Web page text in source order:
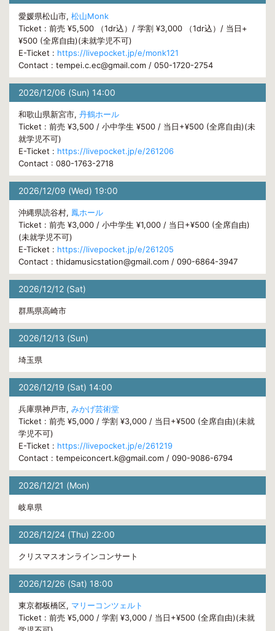
愛媛県松山市, 松山Monk
Ticket : 前売 ¥5,500 （1dr込）/ 学割 ¥3,000 （1dr込）/ 当日+
¥500 (全席自由)(未就学児不可)
E-Ticket : https://livepocket.jp/e/monk121
Contact : tempei.c.ec@gmail.com / 050-1720-2754
2026/12/06 (Sun) 14:00
和歌山県新宮市, 丹鶴ホール
Ticket : 前売 ¥3,500 / 小中学生 ¥500 / 当日+¥500 (全席自由)(未
就学児不可)
E-Ticket : https://livepocket.jp/e/261206
Contact : 080-1763-2718
2026/12/09 (Wed) 19:00
沖縄県読谷村, 鳳ホール
Ticket : 前売 ¥3,000 / 小中学生 ¥1,000 / 当日+¥500 (全席自由)
(未就学児不可)
E-Ticket : https://livepocket.jp/e/261205
Contact : thidamusicstation@gmail.com / 090-6864-3947
2026/12/12 (Sat)
群馬県高崎市
2026/12/13 (Sun)
埼玉県
2026/12/19 (Sat) 14:00
兵庫県神戸市, みかげ芸術堂
Ticket : 前売 ¥5,000 / 学割 ¥3,000 / 当日+¥500 (全席自由)(未就
学児不可)
E-Ticket : https://livepocket.jp/e/261219
Contact : tempeiconcert.k@gmail.com / 090-9086-6794
2026/12/21 (Mon)
岐阜県
2026/12/24 (Thu) 22:00
クリスマスオンラインコンサート
2026/12/26 (Sat) 18:00
東京都板橋区, マリーコンツェルト
Ticket : 前売 ¥5,000 / 学割 ¥3,000 / 当日+¥500 (全席自由)(未就